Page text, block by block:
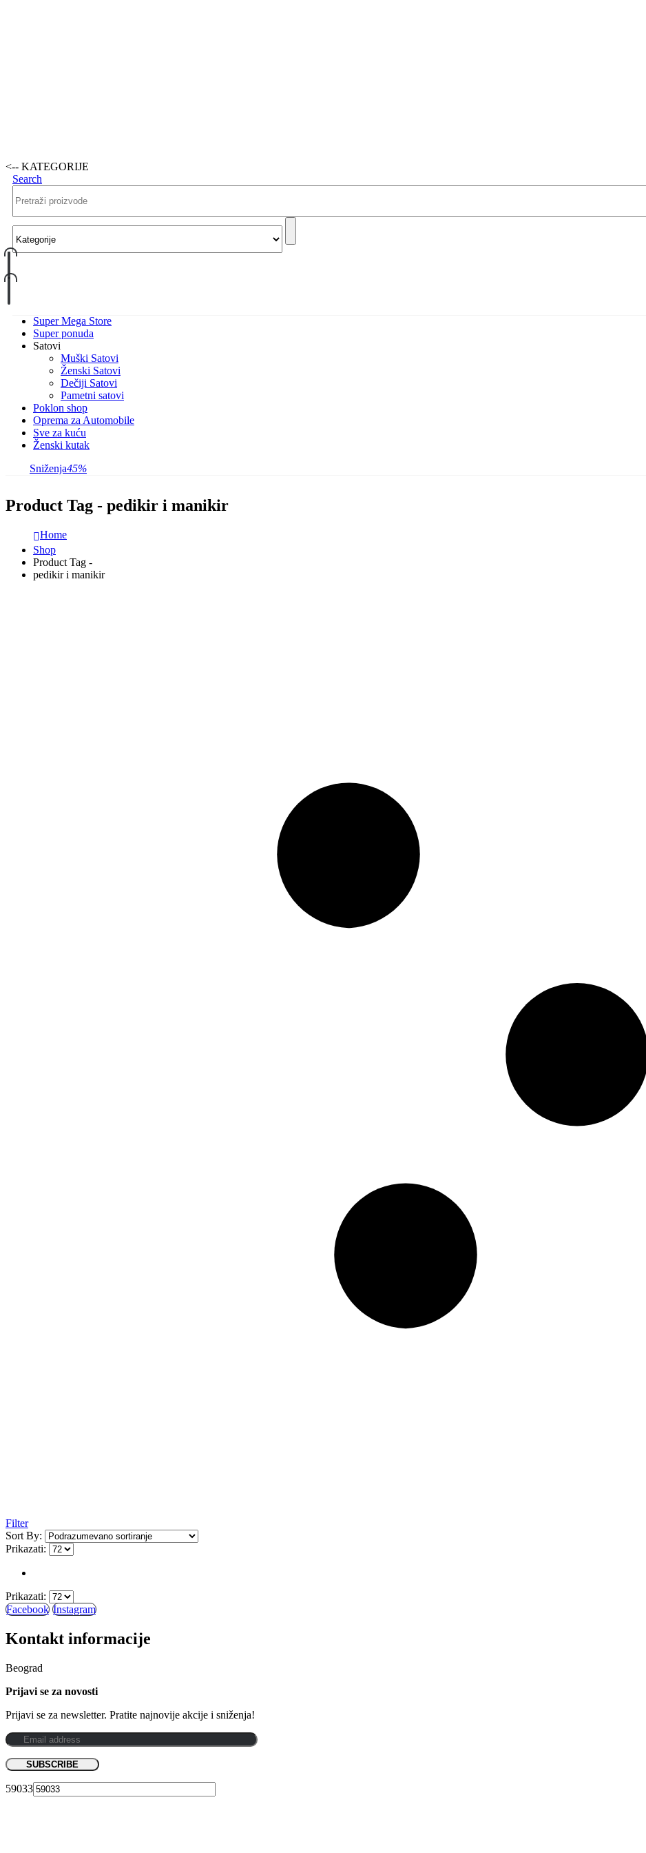
<-- KATEGORIJE
Search
Super Mega Store
Super ponuda
Satovi
Muški Satovi
Ženski Satovi
Dečiji Satovi
Pametni satovi
Poklon shop
Oprema za Automobile
Sve za kuću
Ženski kutak
Sniženja45%
Product Tag - pedikir i manikir
Home
Shop
Product Tag -
pedikir i manikir
Filter
Sort By:
Prikazati:
Prikazati:
Facebook Instagram
Kontakt informacije
Beograd
Prijavi se za novosti
Prijavi se za newsletter. Pratite najnovije akcije i sniženja!
59033